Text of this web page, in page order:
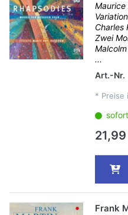
Maurice
Charles
Zwei
...
Art.-Nr.
* Preise
Frank